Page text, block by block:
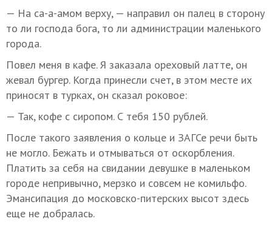
— На са-а-амом верху, — направил он палец в сторону
то ли господа бога, то ли администрации маленького
города.
Повел меня в кафе. Я заказала ореховый латте, он
жевал бургер. Когда принесли счет, в этом месте их
приносят в турках, он сказал роковое:
— Так, кофе с сиропом. С тебя 150 рублей.
После такого заявления о кольце и ЗАГСе речи быть
не могло. Бежать и отмываться от оскорбления.
Платить за себя на свидании девушке в маленьком
городе непривычно, мерзко и совсем не комильфо.
Эмансипация до московско-питерских высот здесь
еще не добралась.